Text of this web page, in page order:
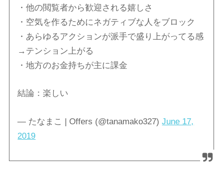
・他の閲覧者から歓迎される嬉しさ
・空気を作るためにネガティブな人をブロック
・あらゆるアクションが派手で盛り上がってる感
→テンション上がる
・地方のお金持ちが主に課金
結論：楽しい
— たなまこ | Offers (@tanamako327)June 17,
2019